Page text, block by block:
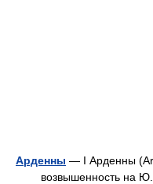
Арденны — I Арденны
возвышенность на Ю.